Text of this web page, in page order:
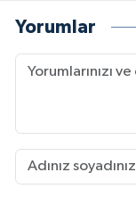
Yorumlar